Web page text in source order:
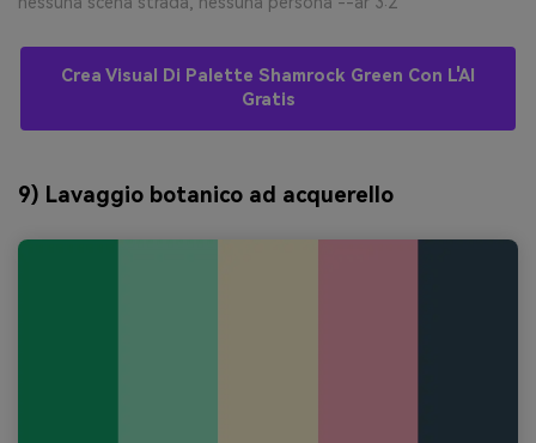
Crea Visual Di Palette Shamrock Green Con L'AI
Gratis
9) Lavaggio botanico ad acquerello